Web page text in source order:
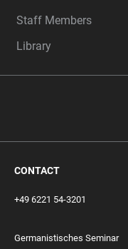
Staff Members
Library
CONTACT
+49 6221 54-3201
Germanistisches Seminar